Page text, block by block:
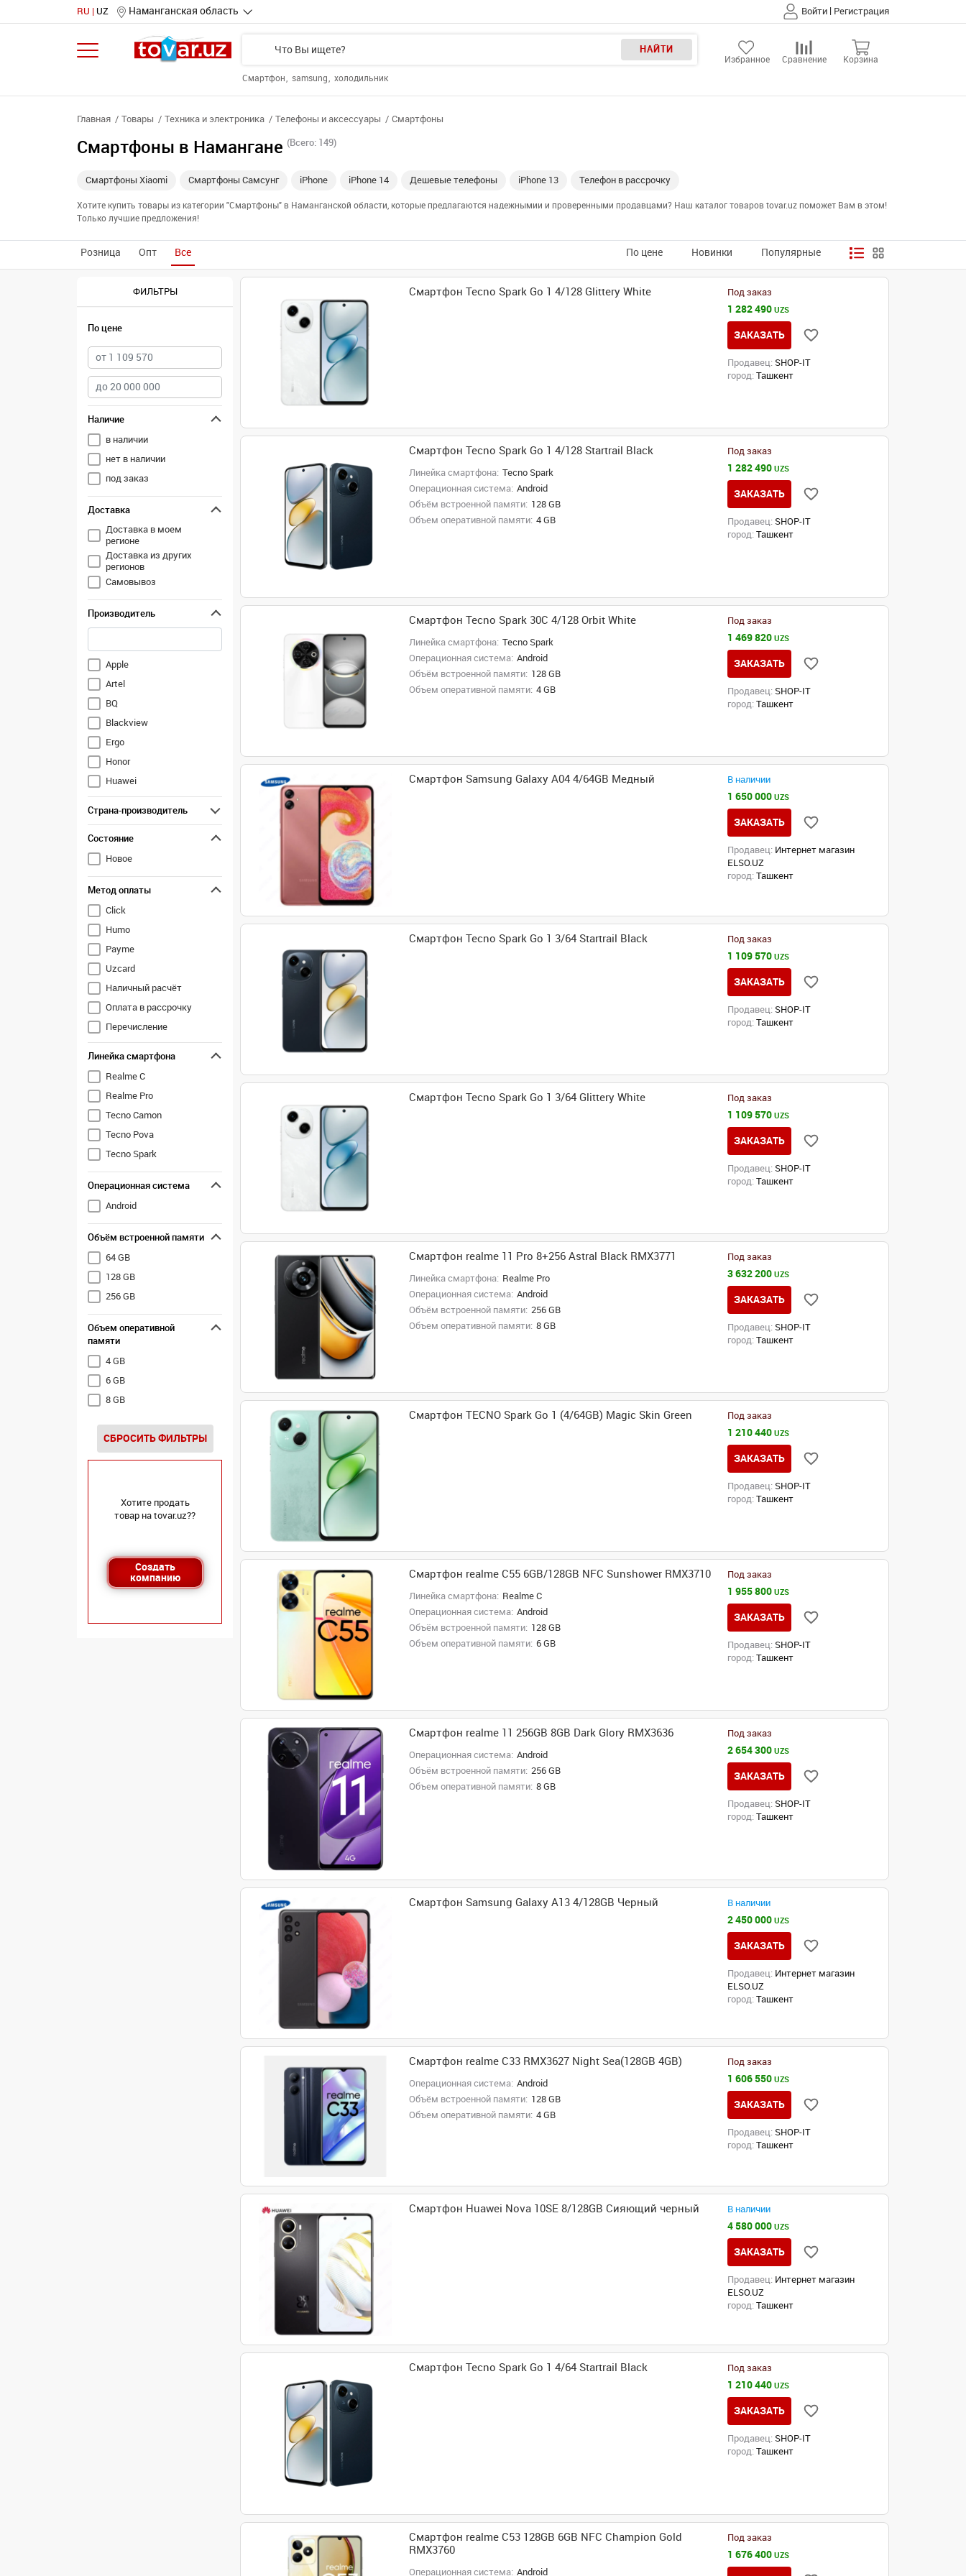
RU UZ Наманганская область Войти | Регистрация
НАЙТИ
Смартфон samsung холодильник
Избранное Сравнение Корзина
Главная Товары Техника и электроника Телефоны и аксессуары Смартфоны
Смартфоны в Намангане (Всего: 149)
Смартфоны Xiaomi Смартфоны Самсунг iPhone iPhone 14 Дешевые телефоны iPhone 13 Телефон в рассрочку
Хотите купить товары из категории "Смартфоны" в Наманганской области, которые предлагаются надежнымии и проверенными продавцами? Наш каталог товаров tovar.uz поможет Вам в этом!
Только лучшие предложения!
Розница Опт Все По цене Новинки Популярные
ФИЛЬТРЫ
По цене
Наличие
в наличии
нет в наличии
под заказ
Доставка
Доставка в моем
регионе
Доставка из других
регионов
Самовывоз
Производитель
Apple
Artel
BQ
Blackview
Ergo
Honor
Huawei
Infinix
Itel
Nokia
OPPO
OnePlus
Realme
Samsung
TCL
Tecno
Vivo
Xiaomi
ZTE
Страна-производитель
Состояние
Новое
Метод оплаты
Click
Humo
Payme
Uzcard
Наличный расчёт
Оплата в рассрочку
Перечисление
Линейка смартфона
Realme C
Realme Pro
Tecno Camon
Tecno Pova
Tecno Spark
Операционная система
Android
Объём встроенной памяти
64 GB
128 GB
256 GB
Объем оперативной
памяти
4 GB
6 GB
8 GB
СБРОСИТЬ ФИЛЬТРЫ
Хотите продать
товар на tovar.uz??
Создать
компанию
Смартфон Tecno Spark Go 1 4/128 Glittery White Под заказ
1 282 490UZS
ЗАКАЗАТЬ
Продавец: SHOP-IT
город: Ташкент
Смартфон Tecno Spark Go 1 4/128 Startrail Black
Линейка смартфона: Tecno Spark
Операционная система: Android
Объём встроенной памяти: 128 GB
Объем оперативной памяти: 4 GB
Под заказ
1 282 490UZS
ЗАКАЗАТЬ
Продавец: SHOP-IT
город: Ташкент
Смартфон Tecno Spark 30C 4/128 Orbit White
Линейка смартфона: Tecno Spark
Операционная система: Android
Объём встроенной памяти: 128 GB
Объем оперативной памяти: 4 GB
Под заказ
1 469 820UZS
ЗАКАЗАТЬ
Продавец: SHOP-IT
город: Ташкент
Смартфон Samsung Galaxy A04 4/64GB Медный В наличии
1 650 000UZS
ЗАКАЗАТЬ
Продавец: Интернет магазин
ELSO.UZ
город: Ташкент
Смартфон Tecno Spark Go 1 3/64 Startrail Black Под заказ
1 109 570UZS
ЗАКАЗАТЬ
Продавец: SHOP-IT
город: Ташкент
Смартфон Tecno Spark Go 1 3/64 Glittery White Под заказ
1 109 570UZS
ЗАКАЗАТЬ
Продавец: SHOP-IT
город: Ташкент
Смартфон realme 11 Pro 8+256 Astral Black RMX3771
Линейка смартфона: Realme Pro
Операционная система: Android
Объём встроенной памяти: 256 GB
Объем оперативной памяти: 8 GB
Под заказ
3 632 200UZS
ЗАКАЗАТЬ
Продавец: SHOP-IT
город: Ташкент
Смартфон TECNO Spark Go 1 (4/64GB) Magic Skin Green Под заказ
1 210 440UZS
ЗАКАЗАТЬ
Продавец: SHOP-IT
город: Ташкент
Смартфон realme C55 6GB/128GB NFC Sunshower RMX3710
Линейка смартфона: Realme C
Операционная система: Android
Объём встроенной памяти: 128 GB
Объем оперативной памяти: 6 GB
Под заказ
1 955 800UZS
ЗАКАЗАТЬ
Продавец: SHOP-IT
город: Ташкент
Смартфон realme 11 256GB 8GB Dark Glory RMX3636
Операционная система: Android
Объём встроенной памяти: 256 GB
Объем оперативной памяти: 8 GB
Под заказ
2 654 300UZS
ЗАКАЗАТЬ
Продавец: SHOP-IT
город: Ташкент
Смартфон Samsung Galaxy A13 4/128GB Черный В наличии
2 450 000UZS
ЗАКАЗАТЬ
Продавец: Интернет магазин
ELSO.UZ
город: Ташкент
Смартфон realme C33 RMX3627 Night Sea(128GB 4GB)
Операционная система: Android
Объём встроенной памяти: 128 GB
Объем оперативной памяти: 4 GB
Под заказ
1 606 550UZS
ЗАКАЗАТЬ
Продавец: SHOP-IT
город: Ташкент
Смартфон Huawei Nova 10SE 8/128GB Сияющий черный В наличии
4 580 000UZS
ЗАКАЗАТЬ
Продавец: Интернет магазин
ELSO.UZ
город: Ташкент
Смартфон Tecno Spark Go 1 4/64 Startrail Black Под заказ
1 210 440UZS
ЗАКАЗАТЬ
Продавец: SHOP-IT
город: Ташкент
Смартфон realme C53 128GB 6GB NFC Champion Gold
RMX3760
Операционная система: Android
Под заказ
1 676 400UZS